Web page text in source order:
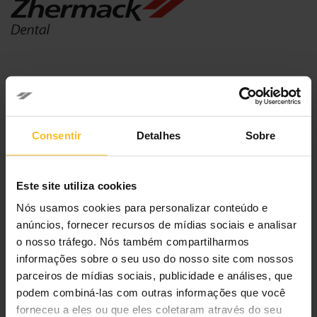
Consentir Detalhes Sobre
Este site utiliza cookies
Nós usamos cookies para personalizar conteúdo e
anúncios, fornecer recursos de mídias sociais e analisar
o nosso tráfego. Nós também compartilharmos
informações sobre o seu uso do nosso site com nossos
parceiros de mídias sociais, publicidade e análises, que
podem combiná-las com outras informações que você
forneceu a eles ou que eles coletaram através do seu
Registro oclusal
Matriz transparente
Restaurações temporárias
Laboratório